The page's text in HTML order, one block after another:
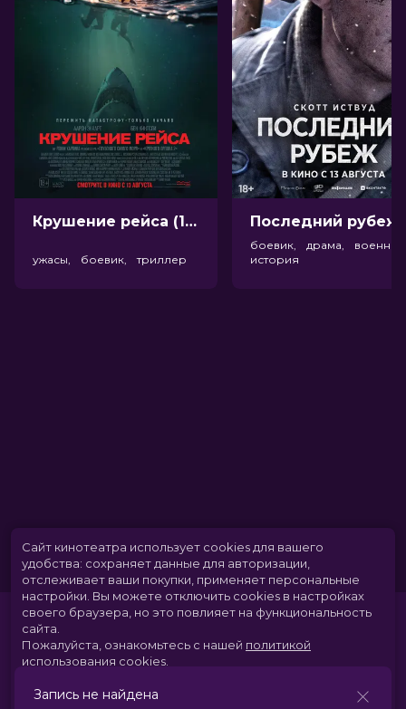
Крушение рейса (18+)
ужасы, боевик, триллер
боевик, драма,
история
Запись не найдена
Сайт кинотеатра использует cookies для вашего
удобства: сохраняет данные для авторизации,
отслеживает ваши покупки, применяет персональные
настройки. Вы можете отключить cookies в настройках
своего браузера, но это повлияет на функциональность
сайта.
Пожалуйста, ознакомьтесь с нашей политикой
использования cookies